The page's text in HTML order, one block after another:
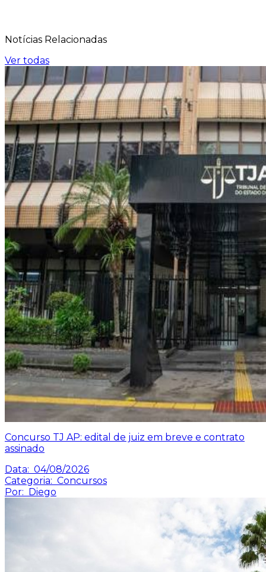
Notícias Relacionadas
Ver todas
Concurso TJ AP: edital de juiz em breve e contrato
assinado
Data: 04/08/2026
Categoria: Concursos
Por:
Diego